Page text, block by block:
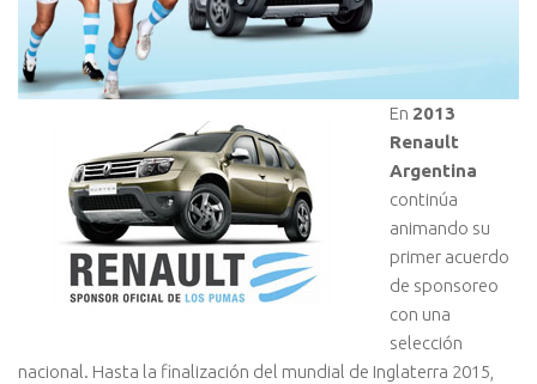
En 2013
Renault
Argentina
continúa
animando su
primer acuerdo
de sponsoreo
con una
selección
nacional. Hasta la finalización del mundial de Inglaterra 2015,